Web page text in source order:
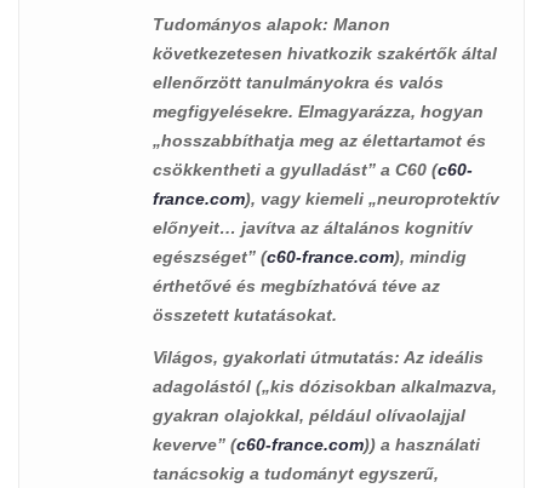
Tudományos alapok: Manon
következetesen hivatkozik szakértők által
ellenőrzött tanulmányokra és valós
megfigyelésekre. Elmagyarázza, hogyan
„hosszabbíthatja meg az élettartamot és
csökkentheti a gyulladást” a C60 (c60-
france.com), vagy kiemeli „neuroprotektív
előnyeit… javítva az általános kognitív
egészséget” (c60-france.com), mindig
érthetővé és megbízhatóvá téve az
összetett kutatásokat.
Világos, gyakorlati útmutatás: Az ideális
adagolástól („kis dózisokban alkalmazva,
gyakran olajokkal, például olívaolajjal
keverve” (c60-france.com)) a használati
tanácsokig a tudományt egyszerű,